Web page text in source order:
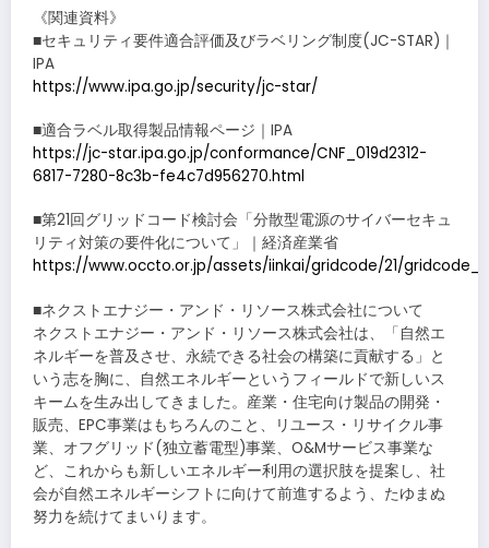
《関連資料》
■セキュリティ要件適合評価及びラベリング制度(JC-STAR)｜
IPA
https://www.ipa.go.jp/security/jc-star/
■適合ラベル取得製品情報ページ｜IPA
https://jc-star.ipa.go.jp/conformance/CNF_019d2312-
6817-7280-8c3b-fe4c7d956270.html
■第21回グリッドコード検討会「分散型電源のサイバーセキュ
リティ対策の要件化について」｜経済産業省
https://www.occto.or.jp/assets/iinkai/gridcode/21/
■ネクストエナジー・アンド・リソース株式会社について
ネクストエナジー・アンド・リソース株式会社は、「自然エ
ネルギーを普及させ、永続できる社会の構築に貢献する」と
いう志を胸に、自然エネルギーというフィールドで新しいス
キームを生み出してきました。産業・住宅向け製品の開発・
販売、EPC事業はもちろんのこと、リユース・リサイクル事
業、オフグリッド(独立蓄電型)事業、O&Mサービス事業な
ど、これからも新しいエネルギー利用の選択肢を提案し、社
会が自然エネルギーシフトに向けて前進するよう、たゆまぬ
努力を続けてまいります。